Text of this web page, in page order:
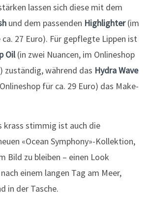
lassen sich diese mit dem
und dem passenden Highlighter(im
27 Euro). Für gepflegte Lippen ist
Oil(in zwei Nuancen, im Onlineshop
zuständig, während das Hydra Wave
für ca. 29 Euro) das Make-
krass stimmig ist auch die
«Ocean Symphony»-Kollektion,
Bild zu bleiben – einen Look
einem langen Tag am Meer,
in der Tasche.